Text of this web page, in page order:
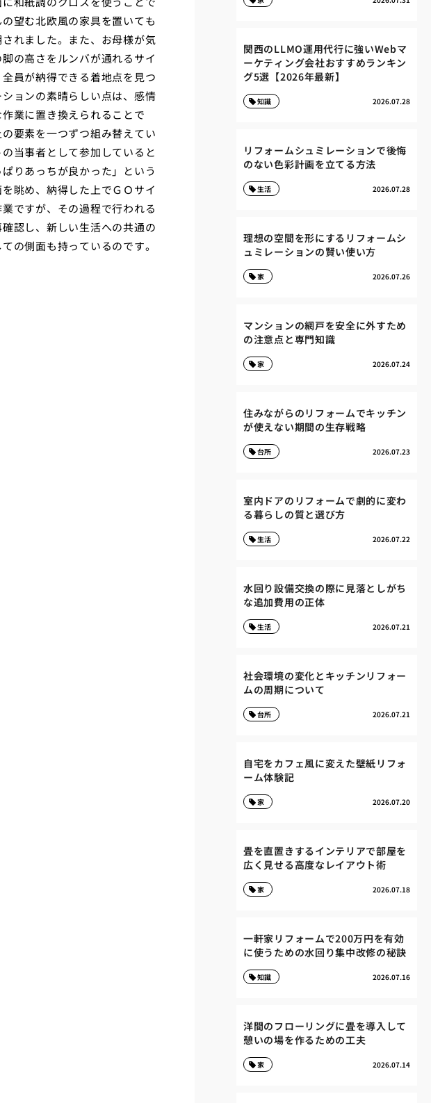
望む北欧風の家具を置いても
れました。また、お母様が気
の高さをルンバが通れるサイ
員が納得できる着地点を見つ
ョンの素晴らしい点は、感情
業に置き換えられることで
要素を一つずつ組み替えてい
当事者として参加していると
りあっちが良かった」という
眺め、納得した上でＧＯサイ
ですが、その過程で行われる
認し、新しい生活への共通の
の側面も持っているのです。
関西のLLMO運用代行に強いWebマ
ーケティング会社おすすめランキン
グ5選【2026年最新】
2026.07.28
知識
リフォームシュミレーションで後悔
のない色彩計画を立てる方法
2026.07.28
生活
理想の空間を形にするリフォームシ
ュミレーションの賢い使い方
2026.07.26
家
マンションの網戸を安全に外すため
の注意点と専門知識
2026.07.24
家
住みながらのリフォームでキッチン
が使えない期間の生存戦略
2026.07.23
台所
室内ドアのリフォームで劇的に変わ
る暮らしの質と選び方
2026.07.22
生活
水回り設備交換の際に見落としがち
な追加費用の正体
2026.07.21
生活
社会環境の変化とキッチンリフォー
ムの周期について
2026.07.21
台所
自宅をカフェ風に変えた壁紙リフォ
ーム体験記
2026.07.20
家
畳を直置きするインテリアで部屋を
広く見せる高度なレイアウト術
2026.07.18
家
一軒家リフォームで200万円を有効
に使うための水回り集中改修の秘訣
2026.07.16
知識
洋間のフローリングに畳を導入して
憩いの場を作るための工夫
2026.07.14
家